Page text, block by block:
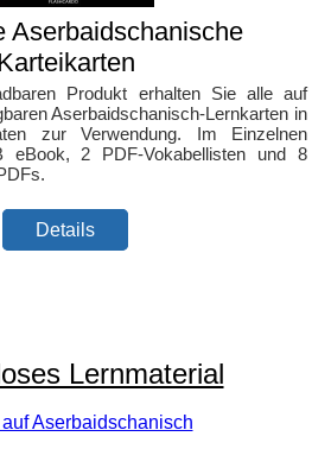
Aserbaidschanische
Produkt erhalten Sie alle auf
Aserbaidschanisch-Lernkarten in
zur Verwendung. Im Einzelnen
eBook, 2 PDF-Vokabellisten und 8
Details
Lernmaterial
Aserbaidschanisch